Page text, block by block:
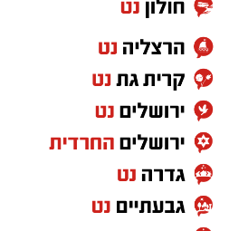
בו רבות.
יחד עם בנו נ"י. לאחר מכן,
בסמוך להדלקות ל"ג
ראשו של בנו לראשונה וכיבד
השיער, תוך כדי שבירכוהו
הקדושה לאדמור"י ורבני
בעדו, וכי יגדל ויאיר את
שמים וחסידות.
משם פנה לחדר הסמוך